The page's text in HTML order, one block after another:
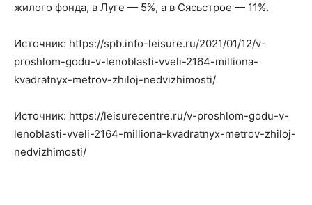
жилого фонда, в Луге — 5%, а в Сясьстрое — 11%.
Источник: https://spb.info-leisure.ru/2021/01/12/v-
proshlom-godu-v-lenoblasti-vveli-2164-milliona-
kvadratnyx-metrov-zhiloj-nedvizhimosti/
Источник: https://leisurecentre.ru/v-proshlom-godu-v-
lenoblasti-vveli-2164-milliona-kvadratnyx-metrov-zhiloj-
nedvizhimosti/